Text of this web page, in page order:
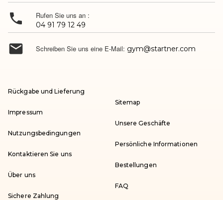
 Rufen Sie uns an :
04 91 79 12 49
 Schreiben Sie uns eine E-Mail: gym@startner.com
Rückgabe und Lieferung
Impressum
Nutzungsbedingungen
Kontaktieren Sie uns
Über uns
Sichere Zahlung
Sitemap
Unsere Geschäfte
Persönliche Informationen
Bestellungen
FAQ